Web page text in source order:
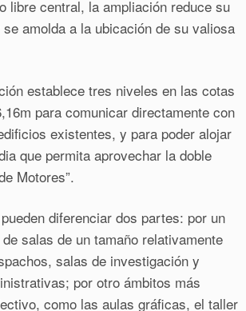
libre central, la ampliación reduce su
amolda a la ubicación de su valiosa
establece tres niveles en las cotas
para comunicar directamente con
existentes, y para poder alojar
que permita aprovechar la doble
Motores”.
diferenciar dos partes: por un
salas de un tamaño relativamente
salas de investigación y
por otro ámbitos más
como las aulas gráficas, el taller